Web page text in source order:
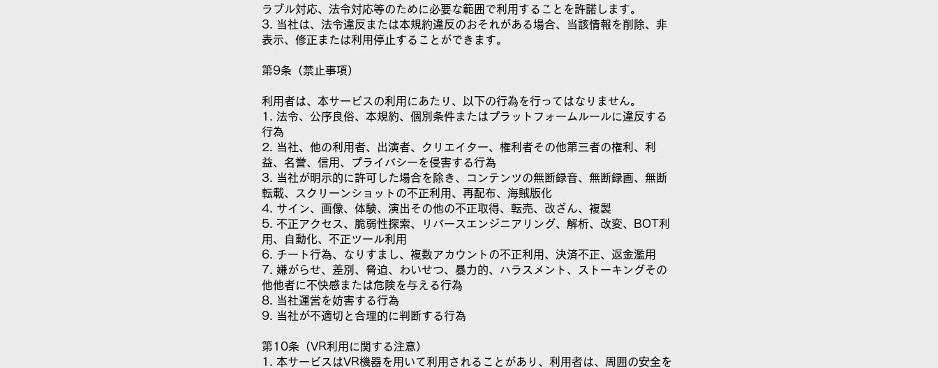
ラブル対応、法令対応等のために必要な範囲で利用することを許諾します。
3. 当社は、法令違反または本規約違反のおそれがある場合、当該情報を削除、非
表示、修正または利用停止することができます。
第9条（禁止事項）
利用者は、本サービスの利用にあたり、以下の行為を行ってはなりません。
1. 法令、公序良俗、本規約、個別条件またはプラットフォームルールに違反する
行為
2. 当社、他の利用者、出演者、クリエイター、権利者その他第三者の権利、利
益、名誉、信用、プライバシーを侵害する行為
3. 当社が明示的に許可した場合を除き、コンテンツの無断録音、無断録画、無断
転載、スクリーンショットの不正利用、再配布、海賊版化
4. サイン、画像、体験、演出その他の不正取得、転売、改ざん、複製
5. 不正アクセス、脆弱性探索、リバースエンジニアリング、解析、改変、BOT利
用、自動化、不正ツール利用
6. チート行為、なりすまし、複数アカウントの不正利用、決済不正、返金濫用
7. 嫌がらせ、差別、脅迫、わいせつ、暴力的、ハラスメント、ストーキングその
他他者に不快感または危険を与える行為
8. 当社運営を妨害する行為
9. 当社が不適切と合理的に判断する行為
第10条（VR利用に関する注意）
1. 本サービスはVR機器を用いて利用されることがあり、利用者は、周囲の安全を